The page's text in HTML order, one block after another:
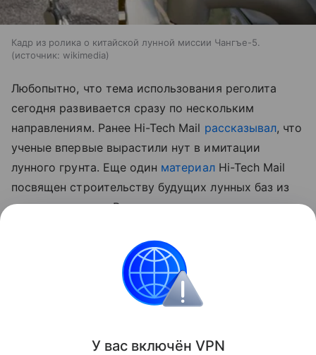
Кадр из ролика о китайской лунной миссии Чангъе-5.
источник: wikimedia
Любопытно, что тема использования реголита
сегодня развивается сразу по нескольким
направлениям. Ранее Hi-Tech Mail рассказывал, что
ученые впервые вырастили нут в имитации
лунного грунта. Еще один материалHi-Tech Mail
посвящен строительству будущих лунных баз из
самого реголита. В нем рассматривается
создания инфраструктуры прямо на месте.
Поделиться
У вас включён VPN